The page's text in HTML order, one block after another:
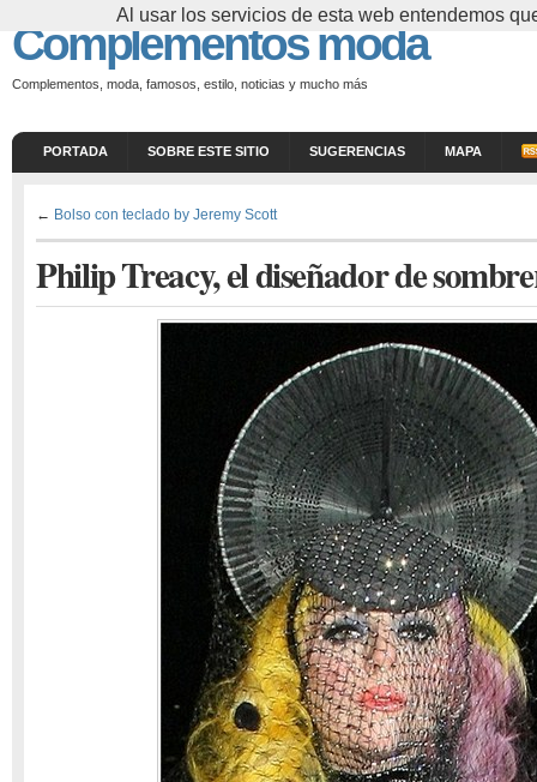
Complementos moda
Complementos, moda, famosos, estilo, noticias y mucho más
PORTADA SOBRE ESTE SITIO SUGERENCIAS MAPA
← Bolso con teclado by Jeremy Scott
Philip Treacy, el diseñador de
Al usar los servicios de esta web entendemos